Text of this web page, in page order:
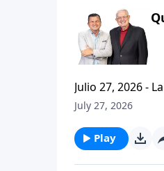
Julio 27, 2026 -
interpersonales cristianas y genuinas. Se
que significa
July 27, 2026
Play